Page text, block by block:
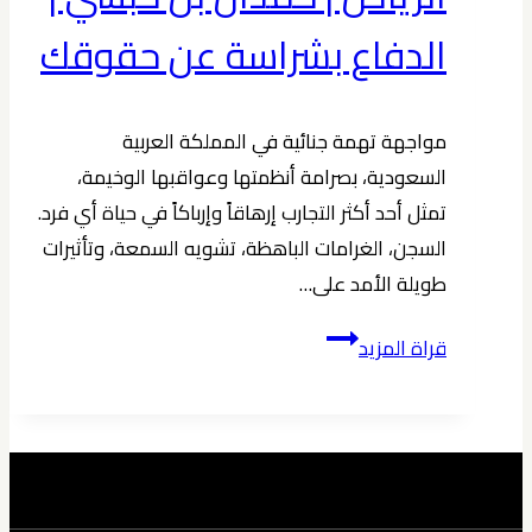
الدفاع بشراسة عن حقوقك
مواجهة تهمة جنائية في المملكة العربية
السعودية، بصرامة أنظمتها وعواقبها الوخيمة،
تمثل أحد أكثر التجارب إرهاقاً وإرباكاً في حياة أي فرد.
السجن، الغرامات الباهظة، تشويه السمعة، وتأثيرات
طويلة الأمد على…
قراة المزيدأفضل
في